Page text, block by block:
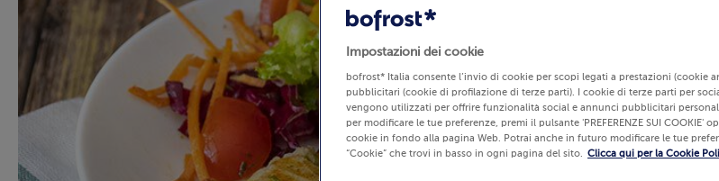
Impostazioni dei cookie
bofrost* Italia consente l’invio di cookie per scopi legati a prestazioni (cookie
pubblicitari (cookie di profilazione di terze parti). I cookie di terze parti per
vengono utilizzati per offrire funzionalità social e annunci pubblicitari
per modificare le tue preferenze, premi il pulsante 'PREFERENZE SUI COOKIE'
cookie in fondo alla pagina Web. Potrai anche in futuro modificare le tue
“Cookie” che trovi in basso in ogni pagina del sito. Clicca qui per la Cookie